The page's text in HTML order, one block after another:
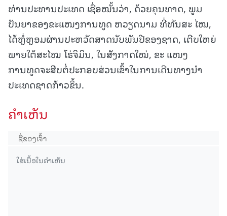
ທ່ານປະທານປະເທດ ເຊື່ອໝັ້ນວ່າ, ດ້ວຍຄຸນທາດ, ພູມ
ປັນຍາຂອງຂະແໜງການທູດ ຫວຽດນາມ ທີ່ທັນສະ ໄໝ,
ໄດ້ຫຼໍ່ຫຼອມຜ່ານປະຫວັດສາດນັບພັນປີຂອງຊາດ, ເຕີບໃຫຍ່
ພາຍໃຕ້ສະໄໝ ໂຮ່ຈິມິນ, ໃນສັງກາດໃໝ່, ຂະ ແໜງ
ການທູດຈະສືບຕໍ່ປະກອບສ່ວນເຂົ້າໃນການເດີນທາງນຳ
ປະເທດຊາດກ້າວຂຶ້ນ.
ຄໍາເຫັນ